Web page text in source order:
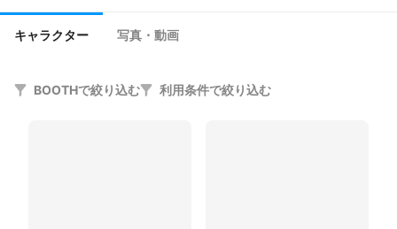
キャラクター 写真・動画
BOOTHで絞り込む 利用条件で絞り込む